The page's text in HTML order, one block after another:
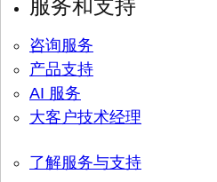
服务和支持
咨询服务
产品支持
AI 服务
大客户技术经理
了解服务与支持